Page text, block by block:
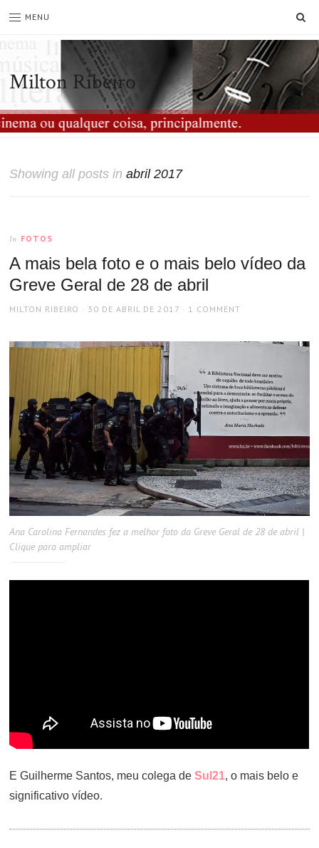
MENU
Milton Ribeiro
Showing all posts inabril 2017
In FOTOS
A mais bela foto e o mais belo vídeo da
Greve Geral de 28 de abril
AUTHOR
MILTON RIBEIRO
POSTED
30 DE ABRIL DE 2017 1 COMMENT
Ana Carolina Fernandes fez a melhor foto da Greve Geral de 28 de abril |
Clique para ampliar
E Guilherme Santos, meu colega deSul21, o mais belo e
significativo vídeo.